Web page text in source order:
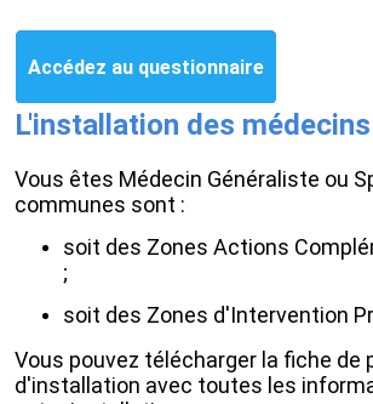
Accédez au questionnaire
L'installation des médecins
Vous êtes Médecin Généraliste ou
communes sont :
soit des Zones Actions
;
soit des Zones d'Intervention
Vous pouvez télécharger la fiche de
d'installation avec toutes les